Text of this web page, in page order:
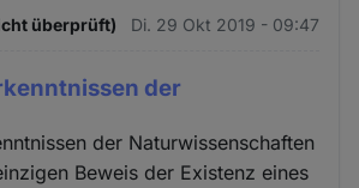
überprüft) Di. 29 Okt 2019 - 09:47
der
der Naturwissenschaften
Beweis der Existenz eines